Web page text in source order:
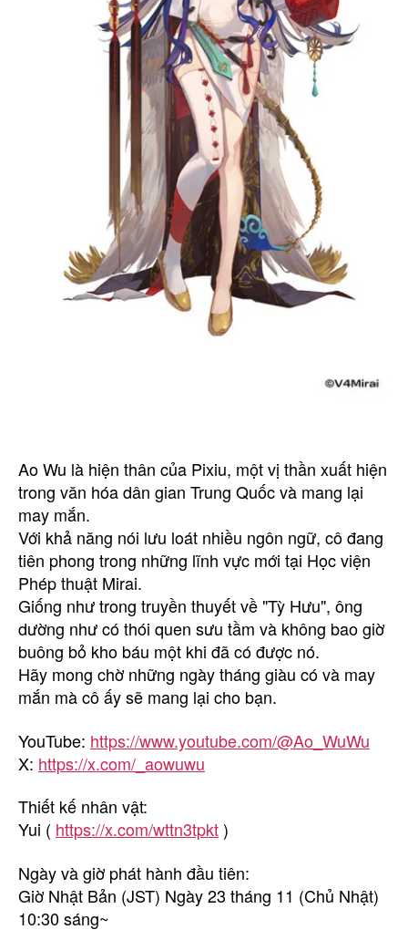
Ao Wu là hiện thân của Pixiu, một vị thần xuất hiện
trong văn hóa dân gian Trung Quốc và mang lại
may mắn.
Với khả năng nói lưu loát nhiều ngôn ngữ, cô đang
tiên phong trong những lĩnh vực mới tại Học viện
Phép thuật Mirai.
Giống như trong truyền thuyết về "Tỳ Hưu", ông
dường như có thói quen sưu tầm và không bao giờ
buông bỏ kho báu một khi đã có được nó.
Hãy mong chờ những ngày tháng giàu có và may
mắn mà cô ấy sẽ mang lại cho bạn.
YouTube: https://www.youtube.com/@Ao_WuWu
X: https://x.com/_aowuwu
Thiết kế nhân vật:
Yui ( https://x.com/wttn3tpkt)
Ngày và giờ phát hành đầu tiên:
Giờ Nhật Bản (JST) Ngày 23 tháng 11 (Chủ Nhật)
10:30 sáng~